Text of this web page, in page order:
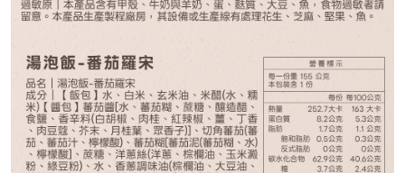
請選購商品（任選 12 件）
波菜蛋花*1 售完